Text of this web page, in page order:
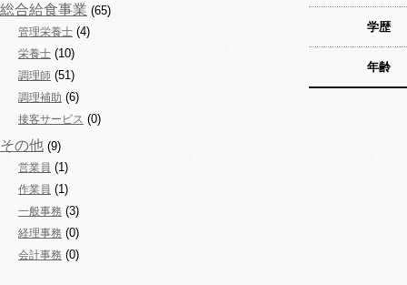
総合給食事業 (65)
管理栄養士 (4)
栄養士 (10)
調理師 (51)
調理補助 (6)
接客サービス (0)
その他 (9)
営業員 (1)
作業員 (1)
一般事務 (3)
経理事務 (0)
会計事務 (0)
学歴
年齢